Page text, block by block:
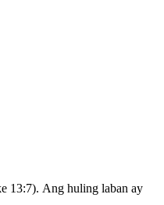
13:7). Ang huling laban ay